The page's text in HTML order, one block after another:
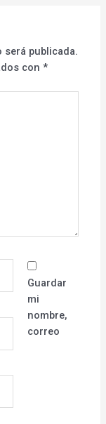
publicada.
con*
Guardar
mi
nombre,
correo